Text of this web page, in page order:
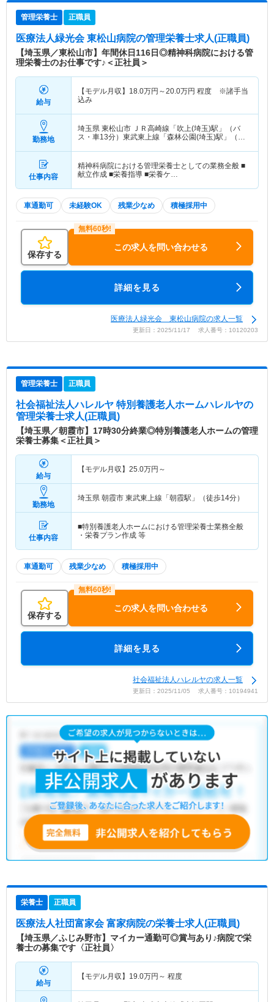
管理栄養士 正職員
医療法人緑光会 東松山病院の管理栄養士求人(正職員)
【埼玉県／東松山市】年間休日116日◎精神科病院における管
理栄養士のお仕事です♪＜正社員＞
給与
【モデル月収】 18.0万円～20.0万円 程度 ※諸手当
込み
勤務地
埼玉県 東松山市 ＪＲ高崎線「吹上(埼玉)駅」（バ
ス・車13分）東武東上線「森林公園(埼玉)駅」（バ
仕事内容
精神科病院における管理栄養士としての業務全般 ■
献立作成 ■栄養指導 ■栄養ケ…
車通勤可 未経験OK 残業少なめ 積極採用中
保存する
この求人を問い合わせる
詳細を見る
医療法人緑光会 東松山病院の求人一覧
更新日：2025/11/17 求人番号：10120203
管理栄養士 正職員
社会福祉法人ハレルヤ 特別養護老人ホームハレルヤの
管理栄養士求人(正職員)
【埼玉県／朝霞市】17時30分終業◎特別養護老人ホームの管理
栄養士募集＜正社員＞
給与
【モデル月収】 25.0万円～
勤務地
埼玉県 朝霞市 東武東上線「朝霞駅」（徒歩14分）
仕事内容
■特別養護老人ホームにおける管理栄養士業務全般
・栄養プラン作成 等
車通勤可 残業少なめ 積極採用中
保存する
この求人を問い合わせる
詳細を見る
社会福祉法人ハレルヤの求人一覧
更新日：2025/11/05 求人番号：10194941
栄養士 正職員
医療法人社団富家会 富家病院の栄養士求人(正職員)
【埼玉県／ふじみ野市】マイカー通勤可◎賞与あり♪病院で栄
養士の募集です〈正社員〉
給与
【モデル月収】 19.0万円～ 程度